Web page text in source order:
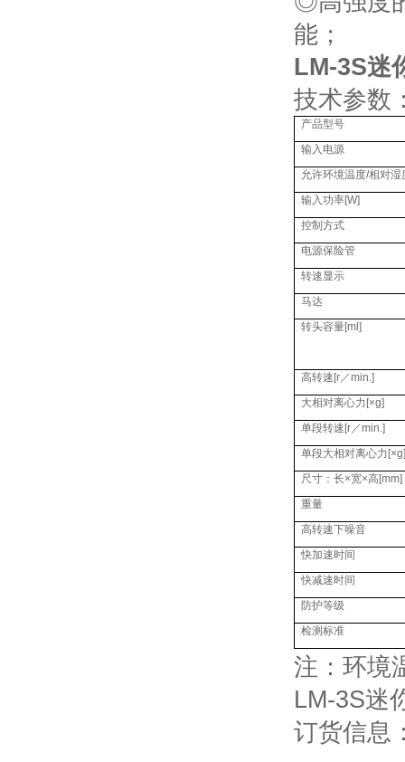
能；
LM-3S迷
技术参数
产品型号
输入电源
允许环境温度/相对湿
输入功率[W]
控制方式
电源保险管
转速显示
马达
转头容量[ml]
高转速 [r／min.]
大相对离心力 [×g]
单段转速 [r／min.]
单段大相对离心力
尺寸：长×宽×高[mm]
重量
高转速下噪音
快加速时间
快减速时间
防护等级
检测标准
注：环境
LM-3S迷
订货信息